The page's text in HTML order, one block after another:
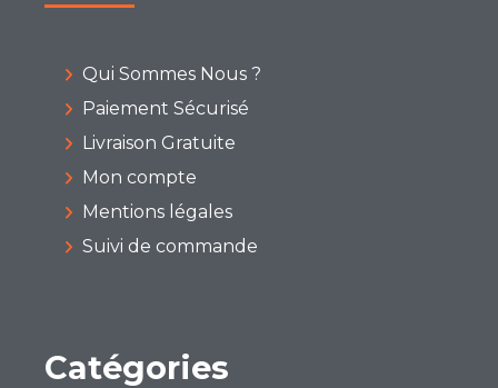
Qui Sommes Nous ?
Paiement Sécurisé
Livraison Gratuite
Mon compte
Mentions légales
Suivi de commande
Catégories